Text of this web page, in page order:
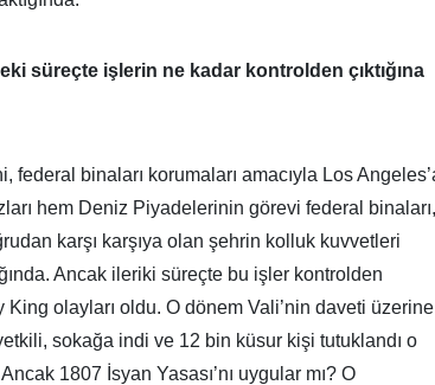
süreçte işlerin ne kadar kontrolden çıktığına
federal binaları korumaları amacıyla Los
hem Deniz Piyadelerinin görevi federal binaları,
karşı karşıya olan şehrin kolluk kuvvetleri
Ancak ileriki süreçte bu işler kontrolden
olayları oldu. O dönem Vali’nin daveti üzerine
sokağa indi ve 12 bin küsur kişi tutuklandı o
1807 İsyan Yasası’nı uygular mı? O